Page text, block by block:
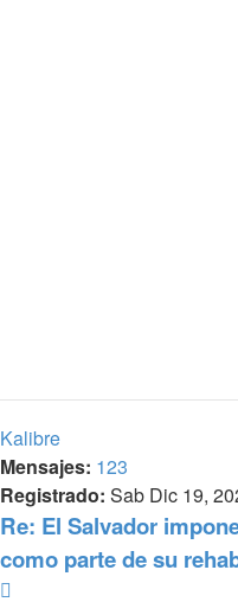
Kalibre
Mensajes: 123
Registrado: Sab Dic 19,
Re: El Salvador
como parte de su